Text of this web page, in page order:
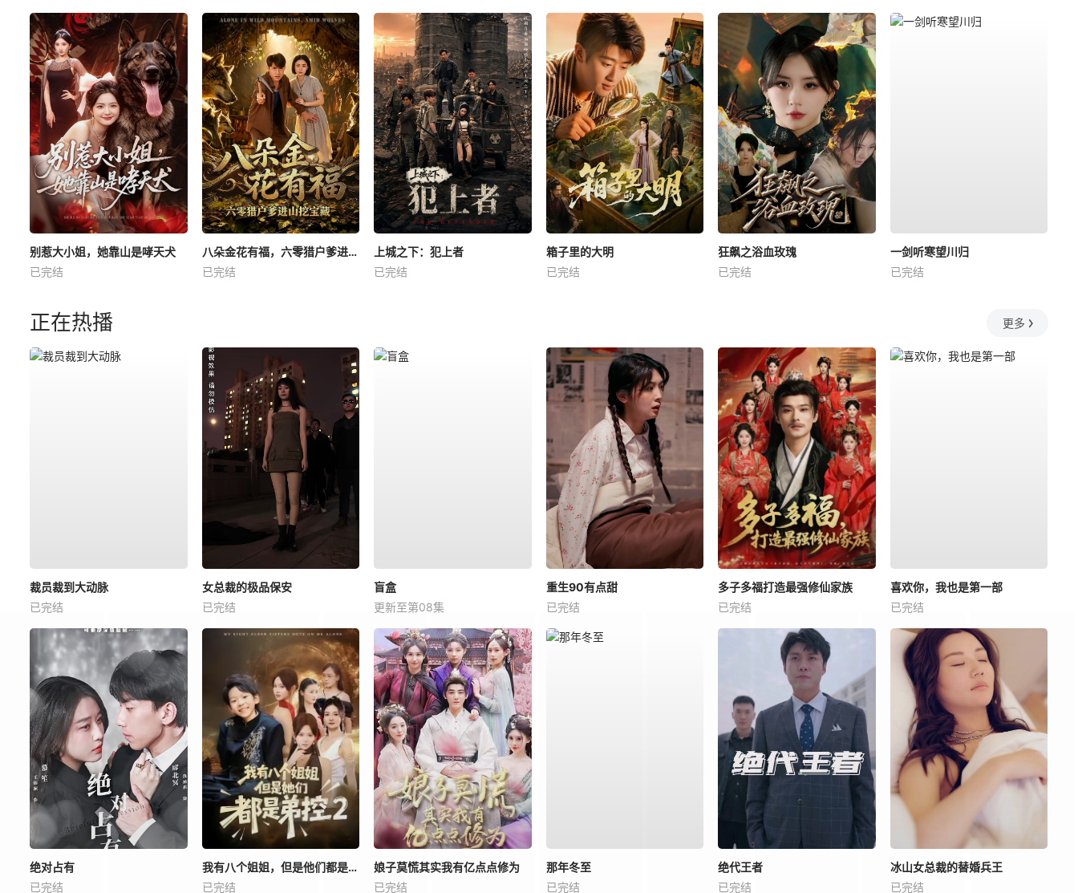
别惹大小姐，她靠山是哮天犬
已完结
八朵金花有福，六零猎户爹进山挖宝藏
已完结
上城之下：犯上者
已完结
箱子里的大明
已完结
狂飙之浴血玫瑰
已完结
一剑听寒望川归
已完结
正在热播 更多
裁员裁到大动脉
已完结
女总裁的极品保安
已完结
盲盒
更新至第08集
重生90有点甜
已完结
多子多福打造最强修仙家族
已完结
喜欢你，我也是第一部
已完结
绝对占有
已完结
我有八个姐姐，但是他们都是弟控2
已完结
娘子莫慌其实我有亿点点修为
已完结
那年冬至
已完结
绝代王者
已完结
冰山女总裁的替婚兵王
已完结